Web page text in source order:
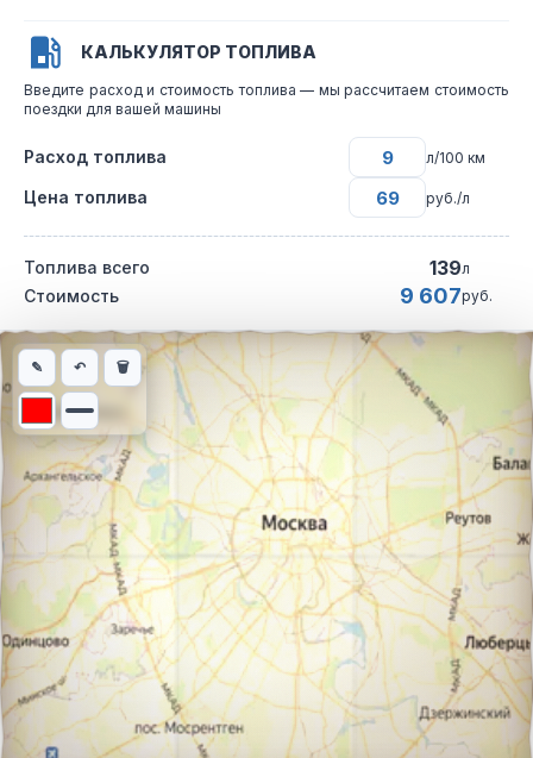
КАЛЬКУЛЯТОР ТОПЛИВА
Введите расход и стоимость топлива — мы рассчитаем стоимость
поездки для вашей машины
Расход топлива л/100 км
Цена топлива руб./л
Топлива всего 139л
Стоимость 9 607руб.
Интерактивная карта автомобильного маршрута из города
✎ ↶ 🗑